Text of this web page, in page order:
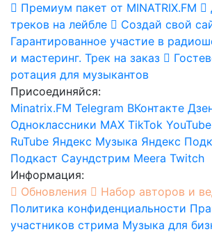
Премиум пакет от MINATRIX.FM
треков на лейбле
Создай свой
Гарантированное участие в
и мастеринг. Трек на заказ
ротация для музыкантов
Присоединяйся:
Minatrix.FM Telegram ВКонтакте
Одноклассники MAX TikTok YouTube
RuTube Яндекс Музыка Яндекс
Подкаст Саундстрим Meera Twitch
Информация:
Обновления
Набор авторов и
Политика конфиденциальности
участников стрима Музыка для